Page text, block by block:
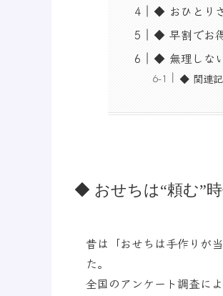
◆ おひとり
◆ 早割でお
◆ 無理しな
◆ 関連記
◆ おせちは“頼む”
昔は「おせちは手作りが
た。
全国のアンケート調査によ